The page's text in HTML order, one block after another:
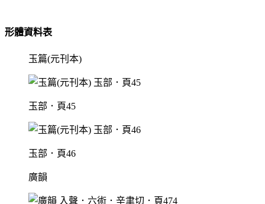
形體資料表
玉篇(元刊本)
玉部．頁45
玉部．頁46
廣韻